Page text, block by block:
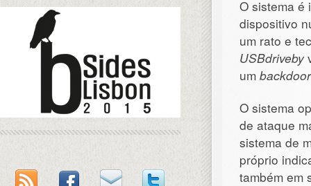
O sistema é
dispositivo
um rato e
USBdriveby
um backdoor
O sistema
de ataque
sistema de
próprio
também em